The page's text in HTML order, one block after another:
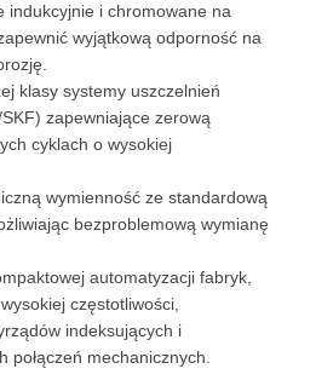
indukcyjnie i chromowane na
wyjątkową odporność na
klasy systemy uszczelnień
zapewniające zerową
cyklach o wysokiej
wymienność ze standardową
bezproblemową wymianę
automatyzacji fabryk,
częstotliwości,
indeksujących i
połączeń mechanicznych.